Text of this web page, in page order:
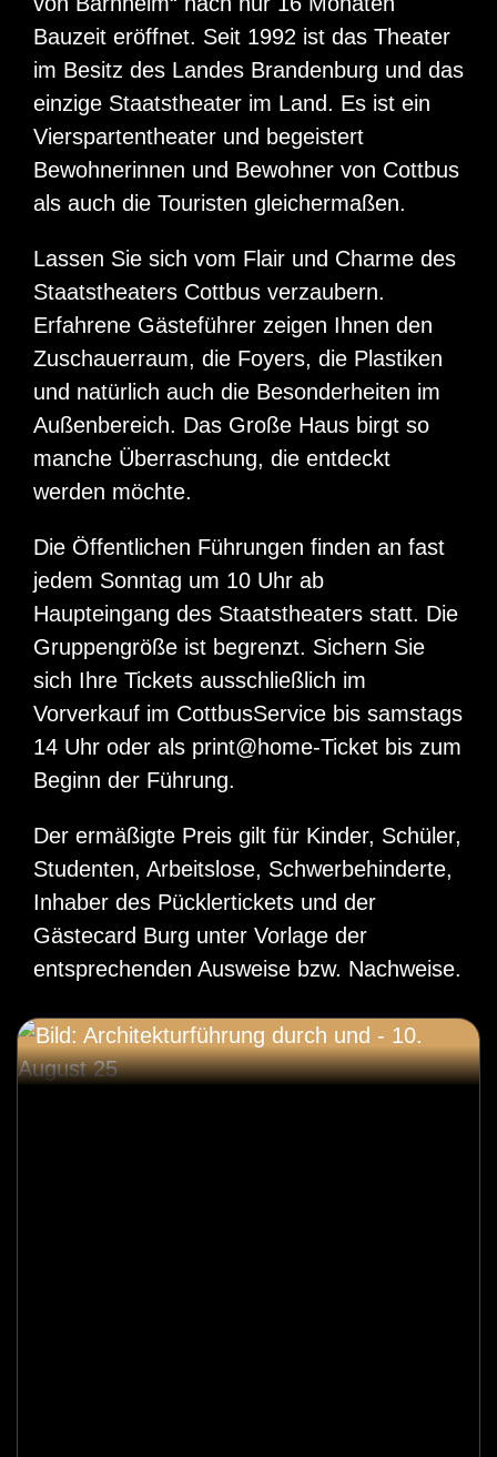
Bauzeit eröffnet. Seit 1992 ist das Theater
im Besitz des Landes Brandenburg und das
einzige Staatstheater im Land. Es ist ein
Vierspartentheater und begeistert
Bewohnerinnen und Bewohner von Cottbus
als auch die Touristen gleichermaßen.
Lassen Sie sich vom Flair und Charme des
Staatstheaters Cottbus verzaubern.
Erfahrene Gästeführer zeigen Ihnen den
Zuschauerraum, die Foyers, die Plastiken
und natürlich auch die Besonderheiten im
Außenbereich. Das Große Haus birgt so
manche Überraschung, die entdeckt
werden möchte.
Die Öffentlichen Führungen finden an fast
jedem Sonntag um 10 Uhr ab
Haupteingang des Staatstheaters statt. Die
Gruppengröße ist begrenzt. Sichern Sie
sich Ihre Tickets ausschließlich im
Vorverkauf im CottbusService bis samstags
14 Uhr oder als print@home-Ticket bis zum
Beginn der Führung.
Der ermäßigte Preis gilt für Kinder, Schüler,
Studenten, Arbeitslose, Schwerbehinderte,
Inhaber des Pücklertickets und der
Gästecard Burg unter Vorlage der
entsprechenden Ausweise bzw. Nachweise.